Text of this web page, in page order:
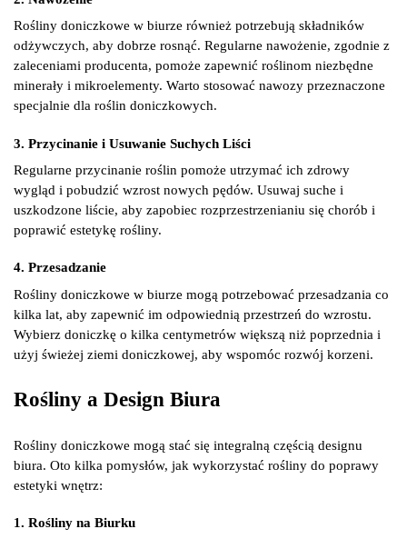
Rośliny doniczkowe w biurze również potrzebują składników
odżywczych, aby dobrze rosnąć. Regularne nawożenie, zgodnie z
zaleceniami producenta, pomoże zapewnić roślinom niezbędne
minerały i mikroelementy. Warto stosować nawozy przeznaczone
specjalnie dla roślin doniczkowych.
3. Przycinanie i Usuwanie Suchych Liści
Regularne przycinanie roślin pomoże utrzymać ich zdrowy
wygląd i pobudzić wzrost nowych pędów. Usuwaj suche i
uszkodzone liście, aby zapobiec rozprzestrzenianiu się chorób i
poprawić estetykę rośliny.
4. Przesadzanie
Rośliny doniczkowe w biurze mogą potrzebować przesadzania co
kilka lat, aby zapewnić im odpowiednią przestrzeń do wzrostu.
Wybierz doniczkę o kilka centymetrów większą niż poprzednia i
użyj świeżej ziemi doniczkowej, aby wspomóc rozwój korzeni.
Rośliny a Design Biura
Rośliny doniczkowe mogą stać się integralną częścią designu
biura. Oto kilka pomysłów, jak wykorzystać rośliny do poprawy
estetyki wnętrz:
1. Rośliny na Biurku